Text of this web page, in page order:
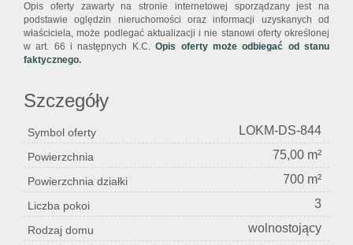
Opis oferty zawarty na stronie internetowej sporządzany jest na
podstawie oględzin nieruchomości oraz informacji uzyskanych od
właściciela, może podlegać aktualizacji i nie stanowi oferty określonej
w art. 66 i następnych K.C.Opis oferty może odbiegać od stanu
faktycznego.
Szczegóły
Symbol oferty LOKM-DS-844
Powierzchnia 75,00 m²
Powierzchnia działki 700 m²
Liczba pokoi 3
Rodzaj domu wolnostojący